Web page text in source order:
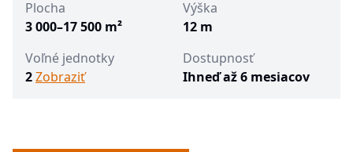
Plocha
3 000–17 500 m²
Výška
12 m
Voľné jednotky
2Zobraziť
Dostupnosť
Ihneď až 6 mesiacov